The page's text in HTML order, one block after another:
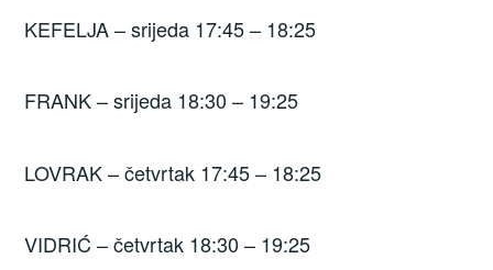
KEFELJA – srijeda 17:45 – 18:25
FRANK – srijeda 18:30 – 19:25
LOVRAK – četvrtak 17:45 – 18:25
VIDRIĆ – četvrtak 18:30 – 19:25